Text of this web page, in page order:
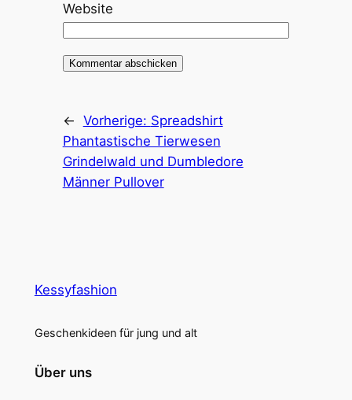
Website
← Vorherige: Spreadshirt
Phantastische Tierwesen
Grindelwald und Dumbledore
Männer Pullover
Kessyfashion
Geschenkideen für jung und alt
Über uns